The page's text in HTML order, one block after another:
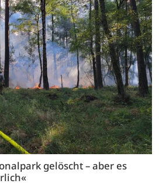
gelöscht – aber es